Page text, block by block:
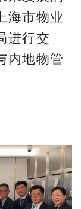
海市物业
进行交
内地物管